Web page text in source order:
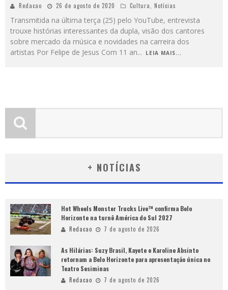
Redacao 26 de agosto de 2020 Cultura, Notícias
Transmitida na última terça (25) pelo YouTube, entrevista
trouxe histórias interessantes da dupla, visão dos cantores
sobre mercado da música e novidades na carreira dos
artistas Por Felipe de Jesus Com 11 an... LEIA MAIS...
+ NOTÍCIAS
Hot Wheels Monster Trucks Live™ confirma Belo
Horizonte na turnê América do Sul 2027
Redacao 7 de agosto de 2026
As Hilárias: Suzy Brasil, Kayete e Karoline Absinto
retornam a Belo Horizonte para apresentação única no
Teatro Sesiminas
Redacao 7 de agosto de 2026